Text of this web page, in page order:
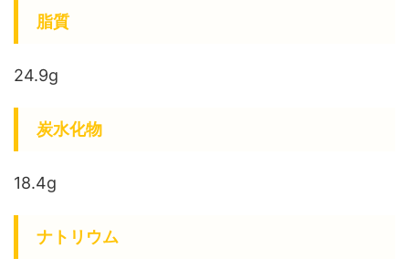
脂質
24.9g
炭水化物
18.4g
ナトリウム